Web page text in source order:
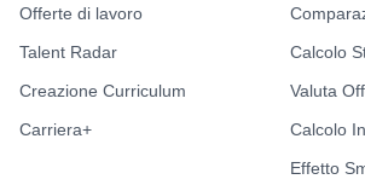
Dipendenze critiche da singole
Successivamente:
Offerte di lavoro
Talent Radar
Creazione Curriculum
Carriera+
Calcolo
Valuta
Calcolo
Effetto